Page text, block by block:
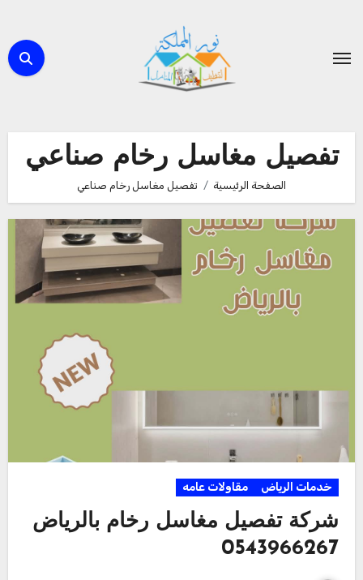
المحتوى
تفصيل مغاسل رخام صناعي
الصفحة الرئيسية تفصيل مغاسل رخام صناعي
خدمات الرياض مقاولات عامه
شركة تفصيل مغاسل رخام بالرياض
0543966267